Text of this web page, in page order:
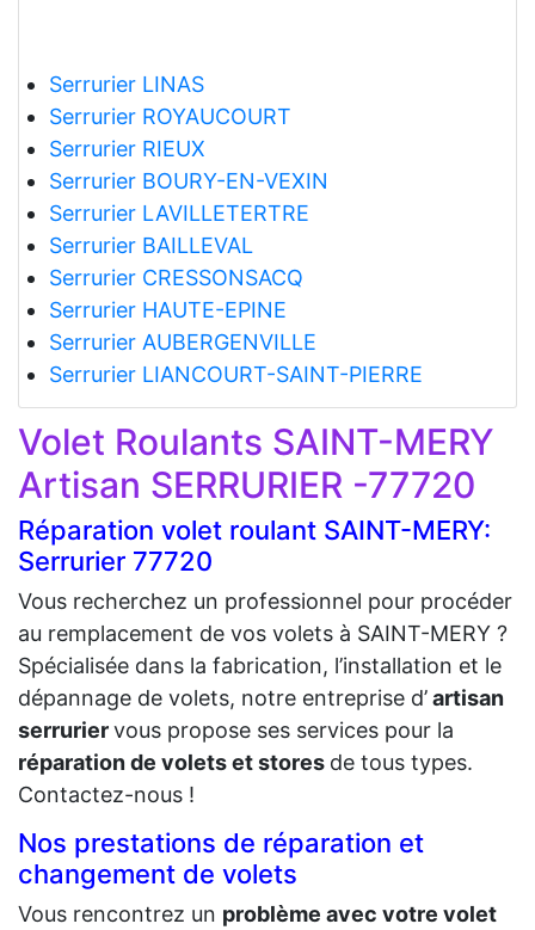
Serrurier LINAS
Serrurier ROYAUCOURT
Serrurier RIEUX
Serrurier BOURY-EN-VEXIN
Serrurier LAVILLETERTRE
Serrurier BAILLEVAL
Serrurier CRESSONSACQ
Serrurier HAUTE-EPINE
Serrurier AUBERGENVILLE
Serrurier LIANCOURT-SAINT-PIERRE
Volet Roulants SAINT-MERY
Artisan SERRURIER -77720
Réparation volet roulant SAINT-MERY:
Serrurier 77720
Vous recherchez un professionnel pour procéder
au remplacement de vos volets à SAINT-MERY ?
Spécialisée dans la fabrication, l’installation et le
dépannage de volets, notre entreprise d’artisan
serruriervous propose ses services pour la
réparation de volets et stores de tous types.
Contactez-nous !
Nos prestations de réparation et
changement de volets
Vous rencontrez un problème avec votre volet